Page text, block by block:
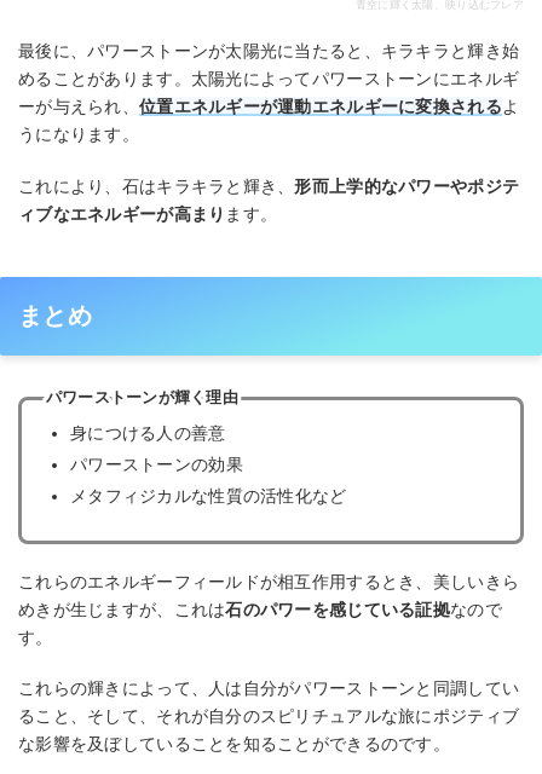
青空に輝く太陽、映り込むフレア
最後に、パワーストーンが太陽光に当たると、キラキラと輝き始
めることがあります。太陽光によってパワーストーンにエネルギ
ーが与えられ、 位置エネルギーが運動エネルギーに変換されるよ
うになります。
これにより、石はキラキラと輝き、形而上学的なパワーやポジテ
ィブなエネルギーが高まり ます。
まとめ
パワーストーンが輝く理由
身につける人の善意
パワーストーンの効果
メタフィジカルな性質の活性化など
これらのエネルギーフィールドが相互作用するとき、美しいきら
めきが生じますが、これは石のパワーを感じている証拠なので
す。
これらの輝きによって、人は自分がパワーストーンと同調してい
ること、そして、それが自分のスピリチュアルな旅にポジティブ
な影響を及ぼしていることを知ることができるのです。